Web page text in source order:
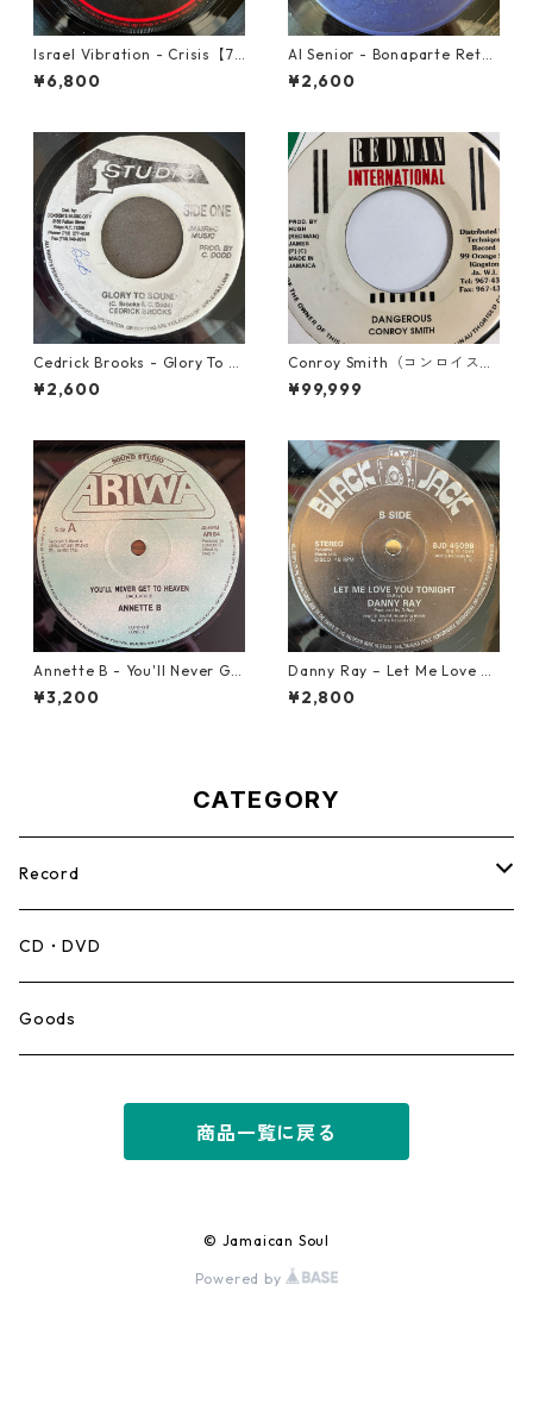
Israel Vibration - Crisis【7-
21895】
¥6,800
Al Senior - Bonaparte Retre
at【7-21861】
¥2,600
Cedrick Brooks - Glory To S
ounds【7-21786】
¥2,600
Conroy Smith（コンロイスミ
ス） - Dangerous【7'】
¥99,999
Annette B - You'll Never Ge
t To Heaven【12-50058】
¥3,200
Danny Ray – Let Me Love Yo
u Tonight【12-30001】
¥2,800
CATEGORY
Record
Mento,Calypso,Ballad
Ska
CD・DVD
Goods
商品一覧に戻る
© Jamaican Soul
Powered by